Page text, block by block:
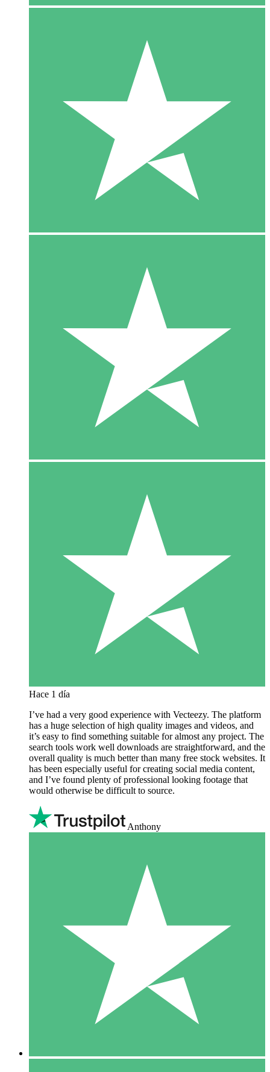
Hace 1 día
I’ve had a very good experience with Vecteezy. The platform
has a huge selection of high quality images and videos, and
it’s easy to find something suitable for almost any project. The
search tools work well downloads are straightforward, and the
overall quality is much better than many free stock websites. It
has been especially useful for creating social media content,
and I’ve found plenty of professional looking footage that
would otherwise be difficult to source.
Anthony